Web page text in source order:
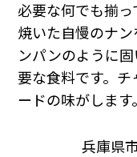
必要な何でも揃
焼いた自慢のナ
ンパンのように
要な食料です。
ードの味がします。
兵庫県